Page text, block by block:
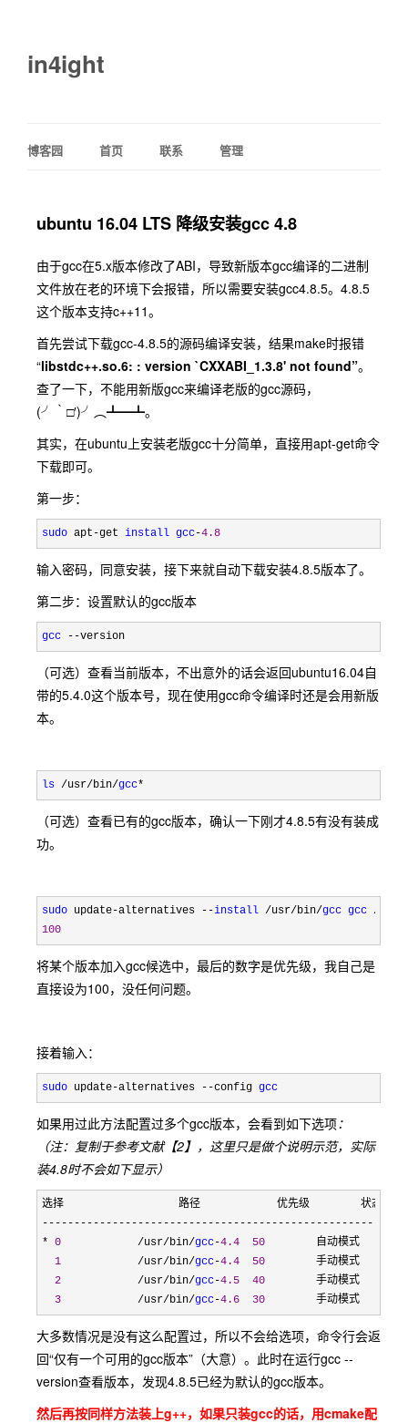
in4ight
博客园 首页 联系 管理
ubuntu 16.04 LTS 降级安装gcc 4.8
由于gcc在5.x版本修改了ABI，导致新版本gcc编译的二进制
文件放在老的环境下会报错，所以需要安装gcc4.8.5。4.8.5
这个版本支持c++11。
首先尝试下载gcc-4.8.5的源码编译安装，结果make时报错
“libstdc++.so.6: : version `CXXABI_1.3.8' not found”。
查了一下，不能用新版gcc来编译老版的gcc源码，
(╯‵□′)╯︵┻━┻。
其实，在ubuntu上安装老版gcc十分简单，直接用apt-get命令
下载即可。
第一步：
sudo apt-get install gcc-4.8
输入密码，同意安装，接下来就自动下载安装4.8.5版本了。
第二步：设置默认的gcc版本
gcc --version
（可选）查看当前版本，不出意外的话会返回ubuntu16.04自
带的5.4.0这个版本号，现在使用gcc命令编译时还是会用新版
本。
ls /usr/bin/gcc*
（可选）查看已有的gcc版本，确认一下刚才4.8.5有没有装成
功。
sudo update-alternatives --install /usr/bin/gcc gcc /usr/
100
将某个版本加入gcc候选中，最后的数字是优先级，我自己是
直接设为100，没任何问题。
接着输入：
sudo update-alternatives --config gcc
如果用过此方法配置过多个gcc版本，会看到如下选项：
（注：复制于参考文献【2】，这里只是做个说明示范，实际
装4.8时不会如下显示）
* 0
            /usr/bin/
gcc-4.4 50
        自动模式
1
            /usr/bin/
gcc-4.4 50
        手动模式
2
            /usr/bin/
gcc-4.5 40
        手动模式
3
            /usr/bin/
gcc-4.6 30
        手动模式
大多数情况是没有这么配置过，所以不会给选项，命令行会返
回“仅有一个可用的gcc版本”（大意）。此时在运行gcc --
version查看版本，发现4.8.5已经为默认的gcc版本。
然后再按同样方法装上g++，如果只装gcc的话，用cmake配